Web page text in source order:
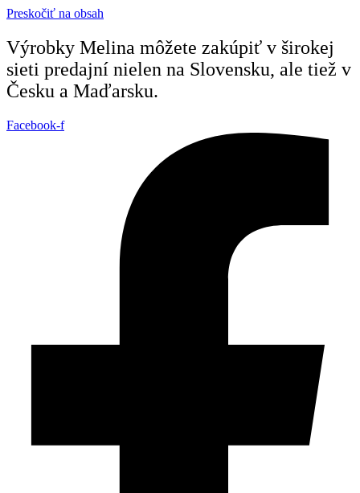
Preskočiť na obsah
Výrobky Melina môžete zakúpiť v širokej
sieti predajní nielen na Slovensku, ale tiež v
Česku a Maďarsku.
Facebook-f